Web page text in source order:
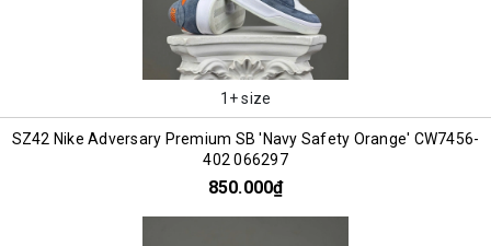
1+ size
SZ42 Nike Adversary Premium SB 'Navy Safety Orange' CW7456-
402 066297
850.000₫